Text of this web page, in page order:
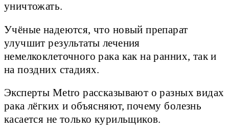
уничтожать.
Учёные надеются, что новый препарат
улучшит результаты лечения
немелкоклеточного рака как на ранних, так и
на поздних стадиях.
Эксперты Metro рассказывают о разных видах
рака лёгких и объясняют, почему болезнь
касается не только курильщиков.